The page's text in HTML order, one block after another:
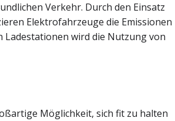
Verkehr. Durch den Einsatz
Elektrofahrzeuge die Emissionen
wird die Nutzung von
Möglichkeit, sich fit zu halten